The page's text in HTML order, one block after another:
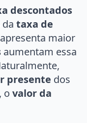
descontados
taxa de
maior
aumentam essa
presente dos
o valor da